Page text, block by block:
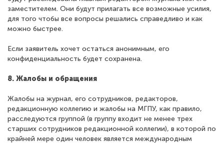
заместителем. Они будут прилагать все возможные усилия,
для того чтобы все вопросы решались справедливо и как
можно быстрее.
Если заявитель хочет остаться анонимным, его
конфиденциальность будет сохранена.
8. Жалобы и обращения
Жалобы на журнал, его сотрудников, редакторов,
редакционную коллегию и жалобы на МГПУ, как правило,
расследуются группой (в группу входит не менее трех
старших сотрудников редакционной коллегии), в которой по
крайней мере один человек является международным